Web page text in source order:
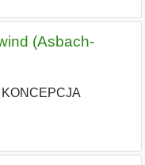
(Asbach-
KONCEPCJA